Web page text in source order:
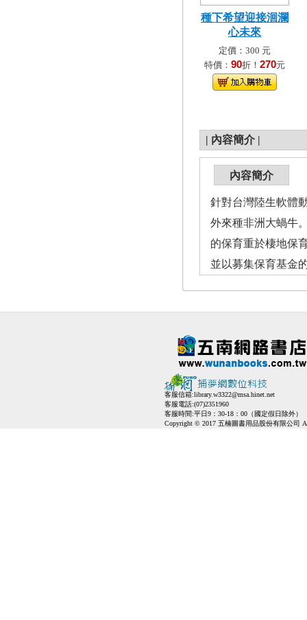
種下希望迎接洄瀾
心未來
定價：300 元
特價： 90折！ 270元
| 內容簡介 |
內容簡介
針對台灣陸生軟體
外來種非洲大蝸牛
的保育重於棲地保
並以募集保育基金
客服信箱:library.w3322@msa.hinet.net
客服電話:(07)2351960
客服時間:平日9：30-18：00（國定假日除外）
Copyright © 2017 五楠圖書用品股份有限公司